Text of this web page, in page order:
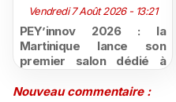
Vendredi 7 Août 2026 - 13:21
PEY’innov 2026 : la
Martinique lance son
premier salon dédié à
agroalimentaire
Nouveau commentaire :